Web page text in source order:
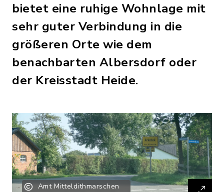
bietet eine ruhige Wohnlage mit
sehr guter Verbindung in die
größeren Orte wie dem
benachbarten Albersdorf oder
der Kreisstadt Heide.
Amt Mitteldithmarschen